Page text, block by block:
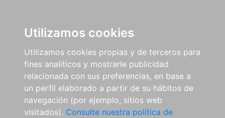
Utilizamos cookies
Utilizamos cookies propias y de terceros para
fines analíticos y mostrarle publicidad
relacionada con sus preferencias, en base a
un perfil elaborado a partir de su hábitos de
navegación (por ejemplo, sitios web
visitados). Consulte nuestra política de